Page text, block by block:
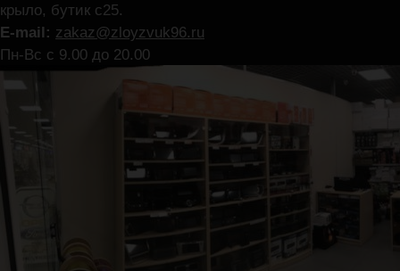
крыло, бутик с25.
E-mail: zakaz@zloyzvuk96.ru
Пн-Вс с 9.00 до 20.00